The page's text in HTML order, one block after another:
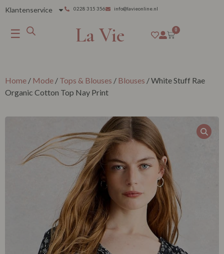
Klantenservice 0228 315 356 info@lavieonline.nl
☰ La Vie 0
Home / Mode / Tops & Blouses / Blouses / White Stuff Rae
Organic Cotton Top Nay Print